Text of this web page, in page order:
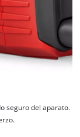
seguro del aparato.